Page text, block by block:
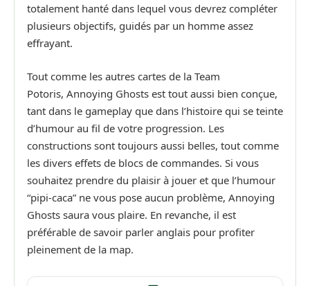
totalement hanté dans lequel vous devrez compléter
plusieurs objectifs, guidés par un homme assez
effrayant.
Tout comme les autres cartes de la Team
Potoris, Annoying Ghosts est tout aussi bien conçue,
tant dans le gameplay que dans l’histoire qui se teinte
d’humour au fil de votre progression. Les
constructions sont toujours aussi belles, tout comme
les divers effets de blocs de commandes. Si vous
souhaitez prendre du plaisir à jouer et que l’humour
“pipi-caca” ne vous pose aucun problème, Annoying
Ghosts saura vous plaire. En revanche, il est
préférable de savoir parler anglais pour profiter
pleinement de la map.